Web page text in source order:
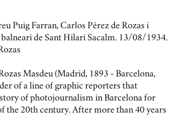
Puig Farran, Carlos Pérez de Rozas i
balneari de Sant Hilari Sacalm. 13/08/1934.
Masdeu (Madrid, 1893 - Barcelona,
of a line of graphic reporters that
of photojournalism in Barcelona for
the 20th century. After more than 40 years